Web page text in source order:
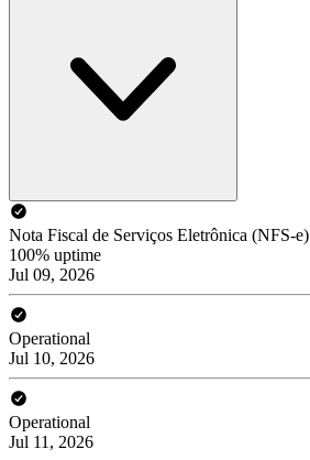
Nota Fiscal de Serviços Eletrônica (NFS-e)
100% uptime
Jul 09, 2026
Operational
Jul 10, 2026
Operational
Jul 11, 2026